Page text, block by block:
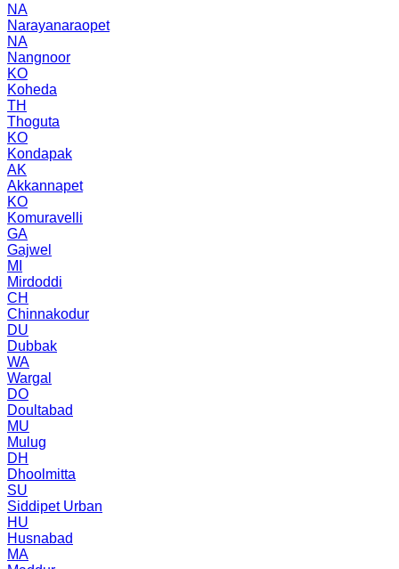
NA
Narayanaraopet
NA
Nangnoor
KO
Koheda
TH
Thoguta
KO
Kondapak
AK
Akkannapet
KO
Komuravelli
GA
Gajwel
MI
Mirdoddi
CH
Chinnakodur
DU
Dubbak
WA
Wargal
DO
Doultabad
MU
Mulug
DH
Dhoolmitta
SU
Siddipet Urban
HU
Husnabad
MA